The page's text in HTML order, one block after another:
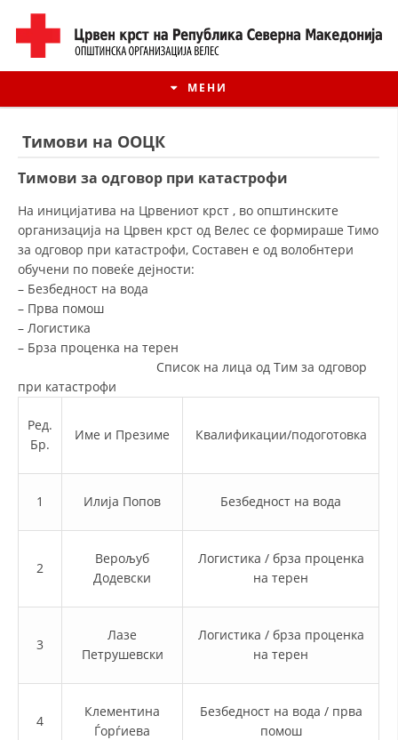
МЕНИ
ИСТОРИЈАТ НА ДВИЖЕЊЕТО
КОНТАКТ ИНФОРМАЦИИ
ЧЛЕНСТВО ВО ПРОФЕСИОНАЛНИ ТЕЛА
РАКОВОДЕН ОДБОР
Тимови на ООЦК
Тимови за одговор при катастрофи
На иницијатива на Црвениот крст , во општинските
организација на Црвен крст од Велес се формираше Тимо
за одговор при катастрофи, Составен е од волобнтери
обучени по повеќе дејности:
– Безбедност на вода
– Прва помош
– Логистика
– Брза проценка на терен
Список на лица од Тим за одговор
при катастрофи
Ред.
Бр.
Име и Презиме Квалификации/подоготовка
1 Илија Попов Безбедност на вода
2
Верољуб
Додевски
Логистика / брза проценка
на терен
3
Лазе
Петрушевски
Логистика / брза проценка
на терен
4
Клементина
Ѓорѓиева
Безбедност на вода / прва
помош